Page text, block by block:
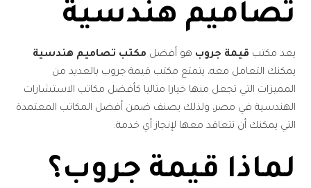
تصاميم هندسية
يعد مكتب قيمة جروب هو أفضل مكتب تصاميم هندسية
يمكنك التعامل معه، يتمتع مكتب قيمة جروب بالعديد من
المميزات التي تجعل منها خيارا مثاليا كأفضل مكاتب الاستشارات
الهندسية في مصر، ولذلك يصنف ضمن أفضل المكاتب المعتمدة
التي يمكنك أن تتعاقد معها لإنجاز أي خدمة.
لماذا قيمة جروب؟